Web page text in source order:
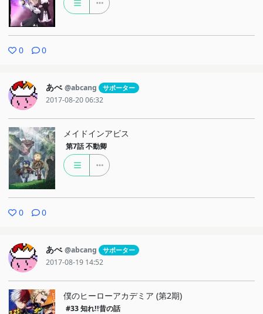
0 0
あべ @abcang サポーター
2017-08-20 06:32
メイドインアビス
第7話 不動卿
0 0
あべ @abcang サポーター
2017-08-19 14:52
僕のヒーローアカデミア (第2期)
#33 知れ!!昔の話